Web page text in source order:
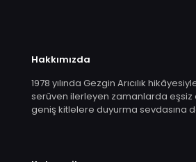
Hakkımızda
1978 yılında Gezgin Arıcılık
serüven ilerleyen zamanlarda eşsiz
geniş kitlelere duyurma sevdasına